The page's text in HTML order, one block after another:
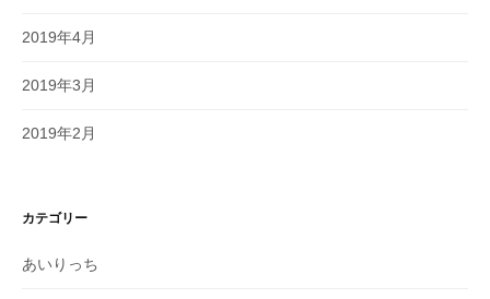
2019年4月
2019年3月
2019年2月
カテゴリー
あいりっち